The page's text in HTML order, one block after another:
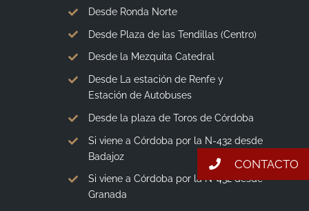
Desde Ronda Norte
Desde Plaza de las Tendillas (Centro)
Desde la Mezquita Catedral
Desde La estación de Renfe y
Estación de Autobuses
Desde la plaza de Toros de Córdoba
Si viene a Córdoba por la N-432 desde
Badajoz
Si viene a Córdoba por la N-432 desde
Granada
CONTACTO